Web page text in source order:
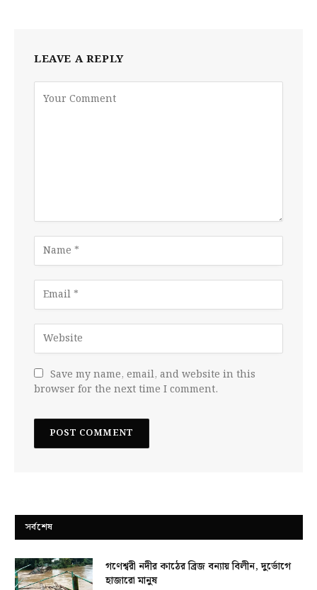
LEAVE A REPLY
Save my name, email, and website in this
browser for the next time I comment.
সর্বশেষ
গণেশ্বরী নদীর কাঠের ব্রিজ বন্যায় বিলীন, দুর্ভোগে
হাজারো মানুষ